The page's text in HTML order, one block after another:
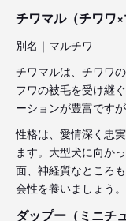
チワマル（チワワ×
別名｜マルチワ
チワマルは、チワワ
フワの被毛を受け継
ーションが豊富です
性格は、愛情深く忠
ます。大型犬に向か
面、神経質なところ
会性を養いましょう。
ダップー（ミニチ